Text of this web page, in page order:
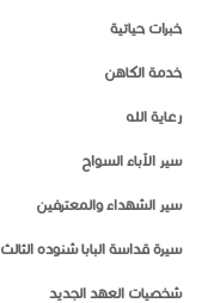
خبرات حياتية
خدمة الكاهن
رعاية الله
سير الآباء السواح
سير الشهداء والمعترفين
سيرة قداسة البابا شنوده الثالث
شخصيات العهد الجديد